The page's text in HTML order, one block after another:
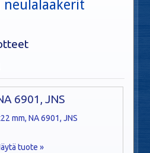
neulalaakerit
6901, JNS
tuote »